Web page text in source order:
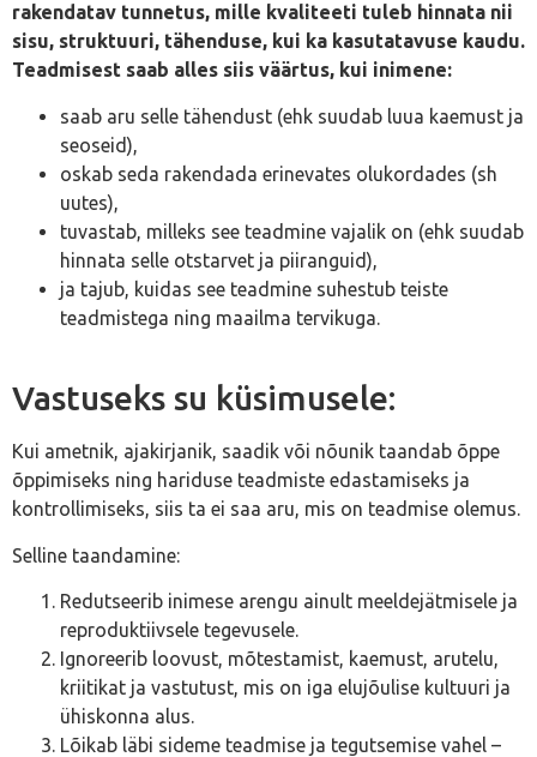
rakendatav tunnetus, mille kvaliteeti tuleb hinnata nii
sisu, struktuuri, tähenduse, kui ka kasutatavuse kaudu.
Teadmisest saab alles siis väärtus, kui inimene:
saab aru selle tähendust (ehk suudab luua kaemust ja
seoseid),
oskab seda rakendada erinevates olukordades (sh
uutes),
tuvastab, milleks see teadmine vajalik on (ehk suudab
hinnata selle otstarvet ja piiranguid),
ja tajub, kuidas see teadmine suhestub teiste
teadmistega ning maailma tervikuga.
Vastuseks su küsimusele:
Kui ametnik, ajakirjanik, saadik või nõunik taandab õppe
õppimiseks ning hariduse teadmiste edastamiseks ja
kontrollimiseks, siis ta ei saa aru, mis on teadmise olemus.
Selline taandamine:
Redutseerib inimese arengu ainult meeldejätmisele ja
reproduktiivsele tegevusele.
Ignoreerib loovust, mõtestamist, kaemust, arutelu,
kriitikat ja vastutust, mis on iga elujõulise kultuuri ja
ühiskonna alus.
Lõikab läbi sideme teadmise ja tegutsemise vahel –